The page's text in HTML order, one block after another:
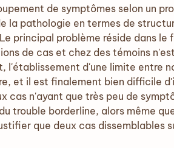
de symptômes selon un
pathologie en termes de
principal problème réside dans le
de cas et chez des témoins
l'établissement d'une limite entre
et il est finalement bien difficile
n'ayant que très peu de
trouble borderline, alors même
que deux cas dissemblables